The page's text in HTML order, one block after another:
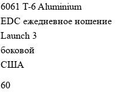
6061 T-6 Aluminium
EDC ежедневное ношение
Launch 3
боковой
США
60